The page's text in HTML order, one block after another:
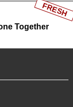
Together
FRESH